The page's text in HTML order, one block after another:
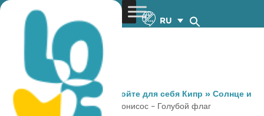
RU
You are here: Home »Откройте для себя Кипр » Солнце и
Море
Пляжи »Пляж Макронисос – Голубой флаг